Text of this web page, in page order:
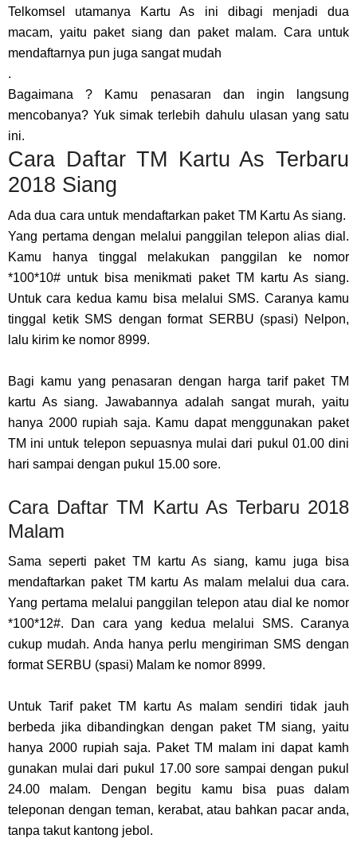
Telkomsel utamanya Kartu As ini dibagi menjadi dua
macam, yaitu paket siang dan paket malam. Cara untuk
mendaftarnya pun juga sangat mudah
.
Bagaimana ? Kamu penasaran dan ingin langsung
mencobanya? Yuk simak terlebih dahulu ulasan yang satu
ini.
Cara Daftar TM Kartu As Terbaru
2018 Siang
Ada dua cara untuk mendaftarkan paket TM Kartu As siang.
Yang pertama dengan melalui panggilan telepon alias dial.
Kamu hanya tinggal melakukan panggilan ke nomor
*100*10# untuk bisa menikmati paket TM kartu As siang.
Untuk cara kedua kamu bisa melalui SMS. Caranya kamu
tinggal ketik SMS dengan format SERBU (spasi) Nelpon,
lalu kirim ke nomor 8999.
Bagi kamu yang penasaran dengan harga tarif paket TM
kartu As siang. Jawabannya adalah sangat murah, yaitu
hanya 2000 rupiah saja. Kamu dapat menggunakan paket
TM ini untuk telepon sepuasnya mulai dari pukul 01.00 dini
hari sampai dengan pukul 15.00 sore.
Cara Daftar TM Kartu As Terbaru 2018
Malam
Sama seperti paket TM kartu As siang, kamu juga bisa
mendaftarkan paket TM kartu As malam melalui dua cara.
Yang pertama melalui panggilan telepon atau dial ke nomor
*100*12#. Dan cara yang kedua melalui SMS. Caranya
cukup mudah. Anda hanya perlu mengiriman SMS dengan
format SERBU (spasi) Malam ke nomor 8999.
Untuk Tarif paket TM kartu As malam sendiri tidak jauh
berbeda jika dibandingkan dengan paket TM siang, yaitu
hanya 2000 rupiah saja. Paket TM malam ini dapat kamh
gunakan mulai dari pukul 17.00 sore sampai dengan pukul
24.00 malam. Dengan begitu kamu bisa puas dalam
teleponan dengan teman, kerabat, atau bahkan pacar anda,
tanpa takut kantong jebol.